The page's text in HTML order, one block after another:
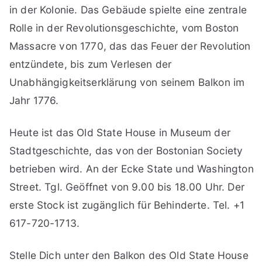
in der Kolonie. Das Gebäude spielte eine zentrale
Rolle in der Revolutionsgeschichte, vom Boston
Massacre von 1770, das das Feuer der Revolution
entzündete, bis zum Verlesen der
Unabhängigkeitserklärung von seinem Balkon im
Jahr 1776.
Heute ist das Old State House in Museum der
Stadtgeschichte, das von der Bostonian Society
betrieben wird. An der Ecke State und Washington
Street. Tgl. Geöffnet von 9.00 bis 18.00 Uhr. Der
erste Stock ist zugänglich für Behinderte. Tel. +1
617-720-1713.
Stelle Dich unter den Balkon des Old State House